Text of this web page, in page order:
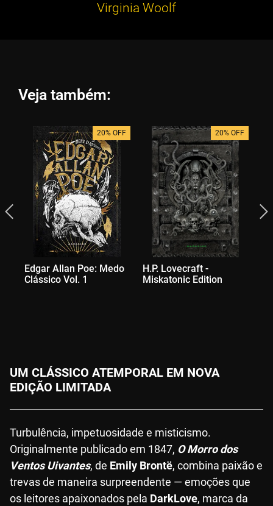
Virginia Woolf
Veja também:
20% OFF
Edgar Allan Poe: Medo
Clássico Vol. 1
20% OFF
H.P. Lovecraft -
Miskatonic Edition
UM CLÁSSICO ATEMPORAL EM NOVA
EDIÇÃO LIMITADA
Turbulência, impetuosidade e misticismo.
Originalmente publicado em 1847, O Morro dos
Ventos Uivantes, de Emily Brontë, combina paixão e
trevas de maneira surpreendente — emoções que
os leitores apaixonados pela DarkLove, marca da